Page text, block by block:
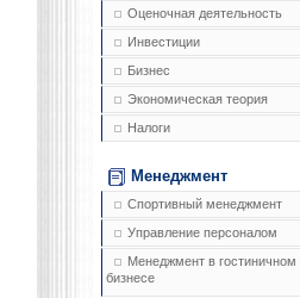
Оценочная деятельность
Инвестиции
Бизнес
Экономическая теория
Налоги
Менеджмент
Спортивный менеджмент
Управление персоналом
Менеджмент в гостиничном
бизнесе